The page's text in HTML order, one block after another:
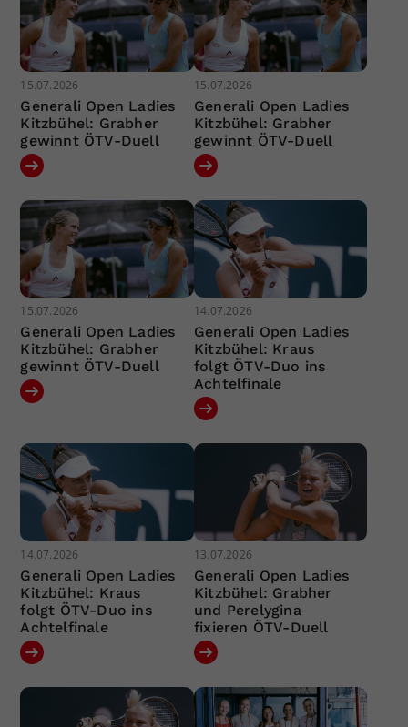
15.07.2026
Generali Open Ladies
Kitzbühel: Grabher
gewinnt ÖTV-Duell
15.07.2026
Generali Open Ladies
Kitzbühel: Grabher
gewinnt ÖTV-Duell
15.07.2026
Generali Open Ladies
Kitzbühel: Grabher
gewinnt ÖTV-Duell
14.07.2026
Generali Open Ladies
Kitzbühel: Kraus
folgt ÖTV-Duo ins
Achtelfinale
14.07.2026
Generali Open Ladies
Kitzbühel: Kraus
folgt ÖTV-Duo ins
Achtelfinale
13.07.2026
Generali Open Ladies
Kitzbühel: Grabher
und Perelygina
fixieren ÖTV-Duell